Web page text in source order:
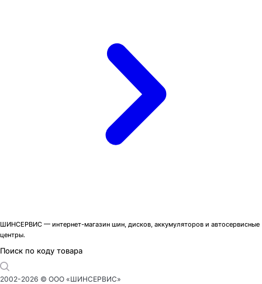
ШИНСЕРВИС — интернет-магазин шин, дисков, аккумуляторов и автосервисные
центры.
Поиск по коду товара
2002-2026 © ООО «ШИНСЕРВИС»